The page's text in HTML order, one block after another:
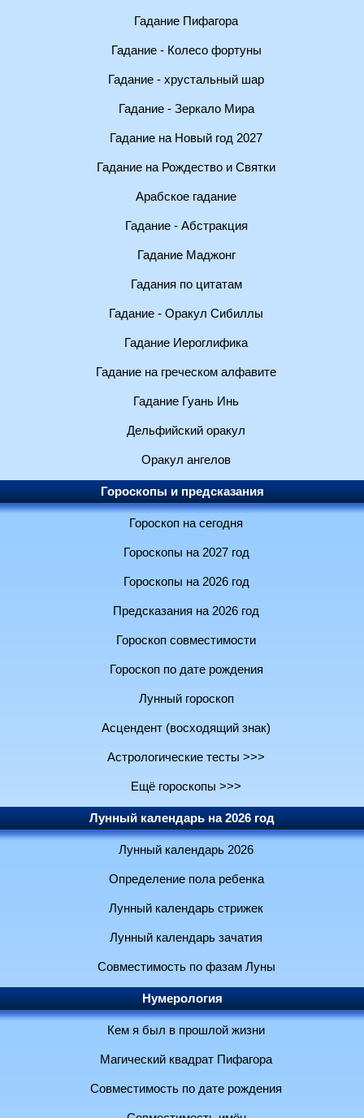
Гадание Пифагора
Гадание - Колесо фортуны
Гадание - хрустальный шар
Гадание - Зеркало Мира
Гадание на Новый год 2027
Гадание на Рождество и Святки
Арабское гадание
Гадание - Абстракция
Гадание Маджонг
Гадания по цитатам
Гадание - Оракул Сибиллы
Гадание Иероглифика
Гадание на греческом алфавите
Гадание Гуань Инь
Дельфийский оракул
Оракул ангелов
Гороскопы и предсказания
Гороскоп на сегодня
Гороскопы на 2027 год
Гороскопы на 2026 год
Предсказания на 2026 год
Гороскоп совместимости
Гороскоп по дате рождения
Лунный гороскоп
Асцендент (восходящий знак)
Астрологические тесты >>>
Ещё гороскопы >>>
Лунный календарь на 2026 год
Лунный календарь 2026
Определение пола ребенка
Лунный календарь стрижек
Лунный календарь зачатия
Совместимость по фазам Луны
Нумерология
Кем я был в прошлой жизни
Магический квадрат Пифагора
Совместимость по дате рождения